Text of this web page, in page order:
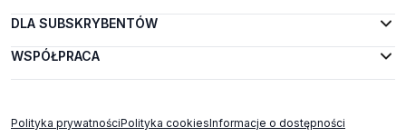
DLA SUBSKRYBENTÓW
WSPÓŁPRACA
Polityka prywatnościPolityka cookiesInformacje o dostępności